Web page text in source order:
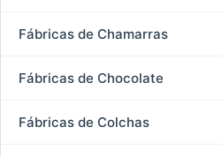
Fábricas de Chamarras
Fábricas de Chocolate
Fábricas de Colchas